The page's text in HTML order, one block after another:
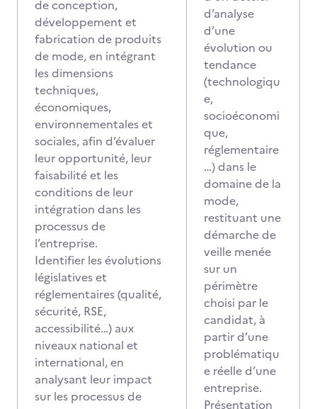
de conception,
développement et
fabrication de produits
de mode, en intégrant
les dimensions
techniques,
économiques,
environnementales et
sociales, afin d’évaluer
leur opportunité, leur
faisabilité et les
conditions de leur
intégration dans les
processus de
l’entreprise.
Identifier les évolutions
législatives et
réglementaires (qualité,
sécurité, RSE,
accessibilité…) aux
niveaux national et
international, en
analysant leur impact
sur les processus de
d’analyse
d’une
évolution ou
tendance
(technologiqu
e,
socioéconomi
que,
réglementaire
…) dans le
domaine de la
mode,
restituant une
démarche de
veille menée
sur un
périmètre
choisi par le
candidat, à
partir d’une
problématiqu
e réelle d’une
entreprise.
Présentation